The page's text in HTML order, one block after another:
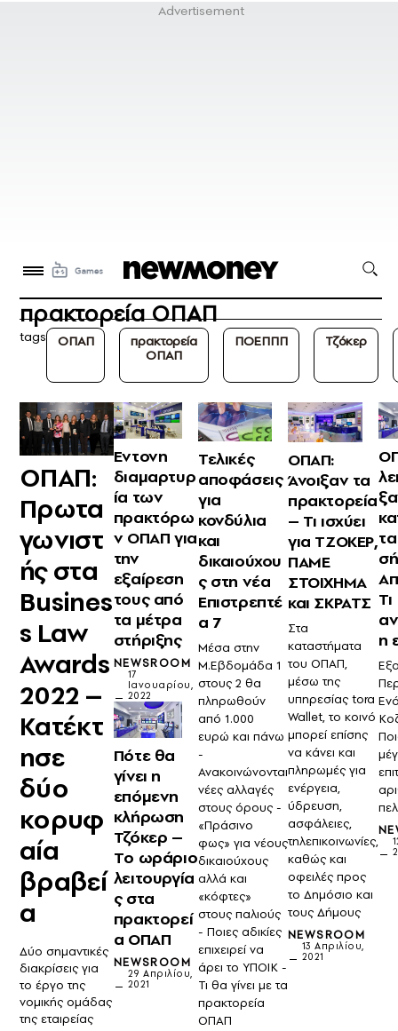
πρακτορεία ΟΠΑΠ
tags ΟΠΑΠ
πρακτορεία
ΟΠΑΠ
ΠΟΕΠΠΠ Τζόκερ
ΟΠΑΠ:
Πρωτα
γωνιστ
ής στα
Busines
s Law
Awards
2022 –
Κατέκτ
ησε
δύο
κορυφ
αία
βραβεί
α
Δύο σημαντικές
διακρίσεις για
το έργο της
νομικής ομάδας
της εταιρείας
Έντονη
διαμαρτυρ
ία των
πρακτόρω
ν ΟΠΑΠ για
την
εξαίρεση
τους από
τα μέτρα
στήριξης
NEWSROOM
17
Ιανουαρίου,
2022
Πότε θα
γίνει η
επόμενη
κλήρωση
Τζόκερ –
Tο ωράριο
λειτουργία
ς στα
πρακτορεί
α ΟΠΑΠ
NEWSROOM
29 Απριλίου,
2021
Τελικές
αποφάσεις
για
κονδύλια
και
δικαιούχου
ς στη νέα
Επιστρεπτέ
α 7
Μέσα στην
Μ.Εβδομάδα 1
στους 2 θα
πληρωθούν
από 1.000
ευρώ και πάνω
-
Ανακοινώνονται
νέες αλλαγές
στους όρους -
«Πράσινο
φως» για νέους
δικαιούχους
αλλά και
«κόφτες»
στους παλιούς
- Ποιες αδικίες
επιχειρεί να
άρει το ΥΠΟΙΚ -
Τι θα γίνει με τα
πρακτορεία
ΟΠΑΠ
ΟΠΑΠ:
Άνοιξαν τα
πρακτορεία
– Τι ισχύει
για ΤΖΟΚΕΡ,
ΠΑΜΕ
ΣΤΟΙΧΗΜΑ
και ΣΚΡΑΤΣ
Στα
καταστήματα
του ΟΠΑΠ,
μέσω της
υπηρεσίας tora
Wallet, το κοινό
μπορεί επίσης
να κάνει και
πληρωμές για
ενέργεια,
ύδρευση,
ασφάλειες,
τηλεπικοινωνίες,
καθώς και
οφειλές προς
το Δημόσιο και
τους Δήμους
NEWSROOM
13 Απριλίου,
2021
Τι
η